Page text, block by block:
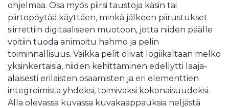
ohjelmaa. Osa myös piirsi taustoja käsin tai
piirtopöytää käyttäen, minkä jälkeen piirustukset
siirrettiin digitaaliseen muotoon, jotta niiden päälle
voitiin tuoda animoitu hahmo ja pelin
toiminnallisuus. Vaikka pelit olivat logiikaltaan melko
yksinkertaisia, niiden kehittäminen edellytti laaja-
alaisesti erilaisten osaamisten ja eri elementtien
integroimista yhdeksi, toimivaksi kokonaisuudeksi.
Alla olevassa kuvassa kuvakaappauksia neljästä